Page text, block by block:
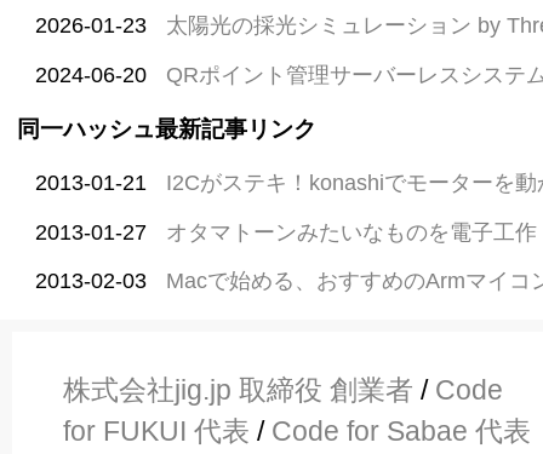
2026-01-23 太陽光の採光シミュレーション by
2024-06-20 QRポイント管理サーバーレスシステ
同一ハッシュ最新記事リンク
2013-01-21 I2Cがステキ！konashiでモーターを動
2013-01-27 オタマトーンみたいなものを電子工作
2013-02-03 Macで始める、おすすめのArmマイコ
株式会社jig.jp 取締役 創業者 / Code
for FUKUI 代表 / Code for Sabae 代表